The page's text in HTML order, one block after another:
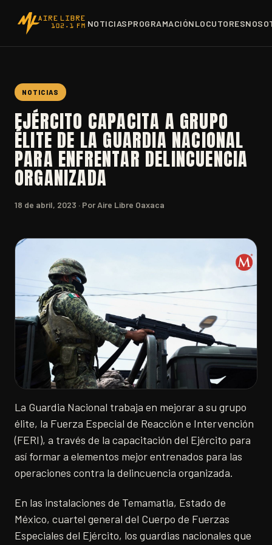
NOTICIASPROGRAMACIÓNLOCUTORES
NOTICIAS
EJÉRCITO CAPACITA A GRUPO
ÉLITE DE LA GUARDIA NACIONAL
PARA ENFRENTAR DELINCUENCIA
ORGANIZADA
18 de abril, 2023 · Por Aire Libre Oaxaca
La Guardia Nacional trabaja en mejorar a su grupo
élite, la Fuerza Especial de Reacción e Intervención
(FERI), a través de la capacitación del Ejército para
así formar a elementos mejor entrenados para las
operaciones contra la delincuencia organizada.
En las instalaciones de Temamatla, Estado de
México, cuartel general del Cuerpo de Fuerzas
Especiales del Ejército, los guardias nacionales que